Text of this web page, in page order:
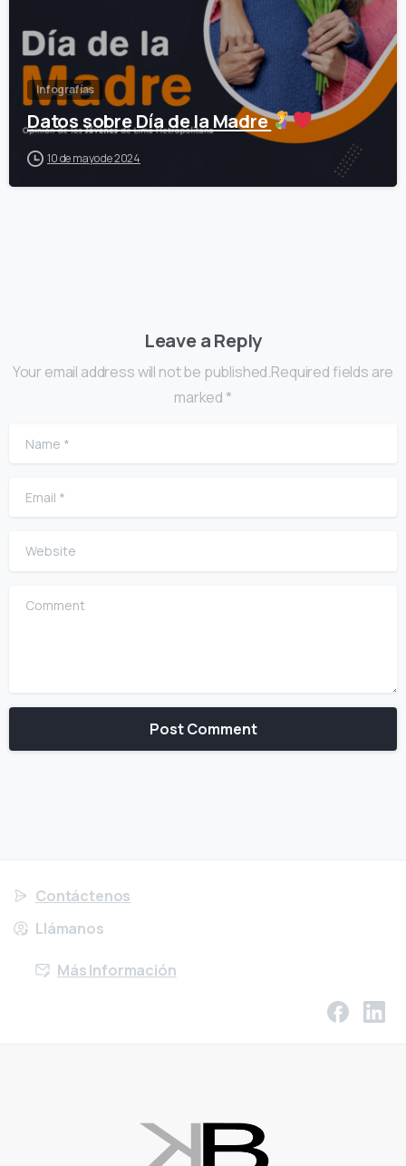
Infografías
Datos sobre Día de la Madre
10 de mayo de 2024
Leave a Reply
Your email address will not be published.Required fields are
marked *
Contáctenos
Llámanos
Más Información